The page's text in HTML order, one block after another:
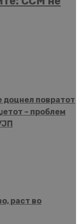
повратот
– проблем
раст во